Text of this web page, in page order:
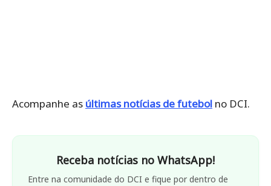
Acompanhe as últimas notícias de futebol no DCI.
Receba notícias no WhatsApp!
Entre na comunidade do DCI e fique por dentro de